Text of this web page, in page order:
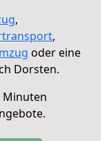
,
,
oder eine
Dorsten.
Minuten